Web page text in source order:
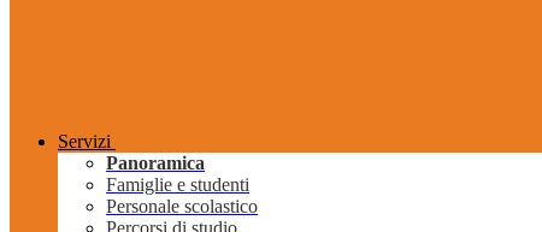
Servizi
Panoramica
Famiglie e studenti
Personale scolastico